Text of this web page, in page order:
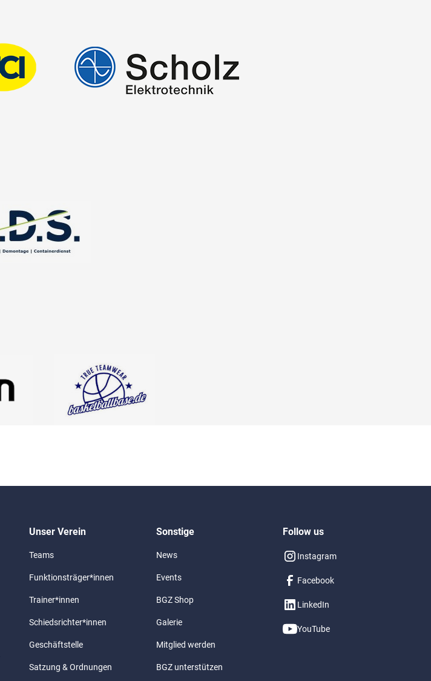
Unser Verein
Teams
Funktionsträger*innen
Trainer*innen
Schiedsrichter*innen
Geschäftstelle
Satzung & Ordnungen
Sonstige
News
Events
BGZ Shop
Galerie
Mitglied werden
BGZ unterstützen
Follow us
Instagram
Facebook
LinkedIn
YouTube